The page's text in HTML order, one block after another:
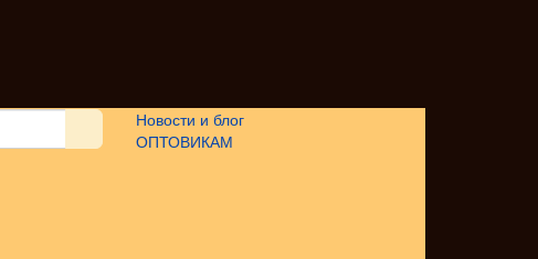
Новости и блог
ОПТОВИКАМ